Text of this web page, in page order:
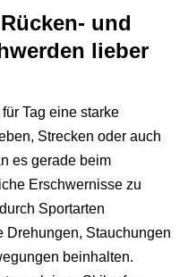
und
lieber
Tag eine starke
Strecken oder auch
es gerade beim
Erschwernisse zu
Sportarten
Drehungen, Stauchungen
beinhalten.